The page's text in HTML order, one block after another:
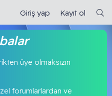
Giriş yap Kayıt ol
üye olmaksızın
forumlarlardan ve